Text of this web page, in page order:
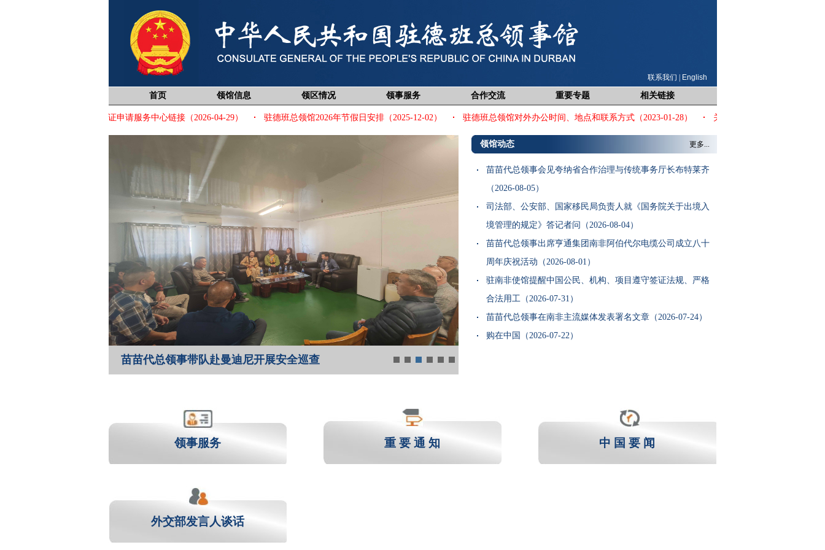
联系我们 English
首页 领馆信息 领区情况 领事服务 合作交流 重要专题 相关链接
中国签证申请服务中心链接（2026-04-29） 驻德班总领馆2026年节假日安排（2025-12-02） 驻德班总领馆对外办公时间、地点和联系方式（2023-01-28） 关于所谓“产能过剩”问题的中方
苗苗代总领事带队赴曼迪尼开展安全巡查
领馆动态 更多...
苗苗代总领事会见夸纳省合作治理与传统事务厅长布特莱齐
（2026-08-05）
司法部、公安部、国家移民局负责人就《国务院关于出境入
境管理的规定》答记者问（2026-08-04）
苗苗代总领事出席亨通集团南非阿伯代尔电缆公司成立八十
周年庆祝活动（2026-08-01）
驻南非使馆提醒中国公民、机构、项目遵守签证法规、严格
合法用工（2026-07-31）
苗苗代总领事在南非主流媒体发表署名文章（2026-07-24）
购在中国（2026-07-22）
领事服务 重 要 通 知 中 国 要 闻
外交部发言人谈话